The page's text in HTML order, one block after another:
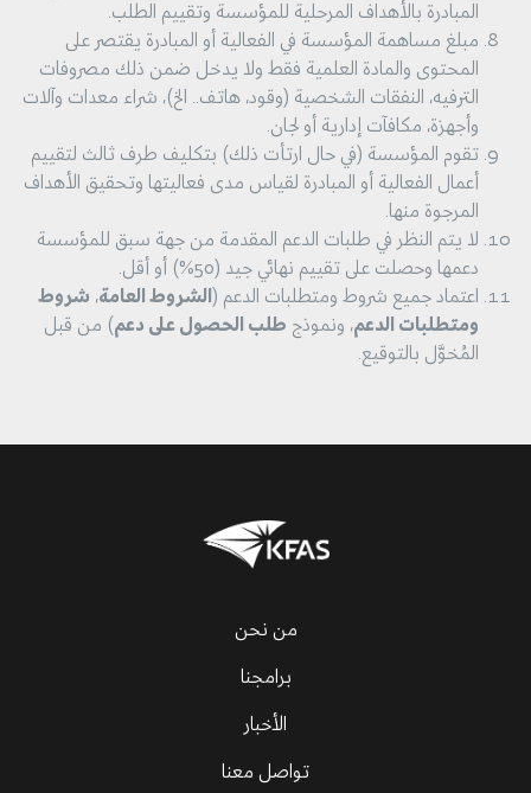
المبادرة بالأهداف المرحلية للمؤسسة وتقييم الطلب.
مبلغ مساهمة المؤسسة في الفعالية أو المبادرة يقتصر على
المحتوى والمادة العلمية فقط ولا يدخل ضمن ذلك مصروفات
الترفيه، النفقات الشخصية (وقود، هاتف.. الخ)، شراء معدات وآلات
وأجهزة، مكافآت إدارية أو لجان.
تقوم المؤسسة (في حال ارتأت ذلك) بتكليف طرف ثالث لتقييم
أعمال الفعالية أو المبادرة لقياس مدى فعاليتها وتحقيق الأهداف
المرجوة منها.
لا يتم النظر في طلبات الدعم المقدمة من جهة سبق للمؤسسة
دعمها وحصلت على تقييم نهائي جيد (50%) أو أقل.
اعتماد جميع شروط ومتطلبات الدعم (الشروط العامة، شروط
ومتطلبات الدعم، ونموذج طلب الحصول على دعم) من قبل
المُخوَّل بالتوقيع.
من نحن
برامجنا
الأخبار
تواصل معنا